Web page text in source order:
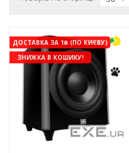
ДОСТАВКА ЗА 1₴ (ПО КИЄВУ)
ЗНИЖКА В КОШИКУ!